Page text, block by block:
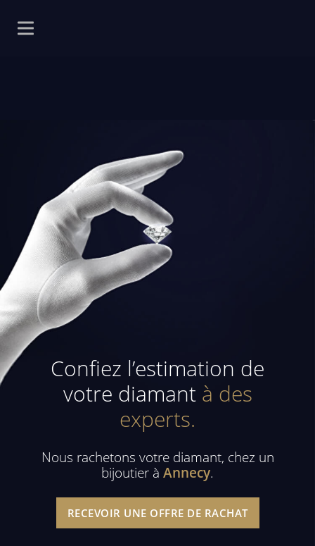
Confiez l’estimation de
votre diamantà des
experts.
Nous rachetons votre diamant, chez un
bijoutier à Annecy.
RECEVOIR UNE OFFRE DE RACHAT